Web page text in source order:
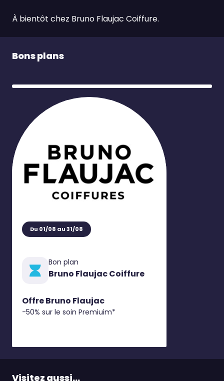
À bientôt chez Bruno Flaujac Coiffure.
Bons plans
Du 01/08 au 31/08
Bon plan
Bruno Flaujac Coiffure
Offre Bruno Flaujac
-50% sur le soin Premiuim*
Visitez aussi...